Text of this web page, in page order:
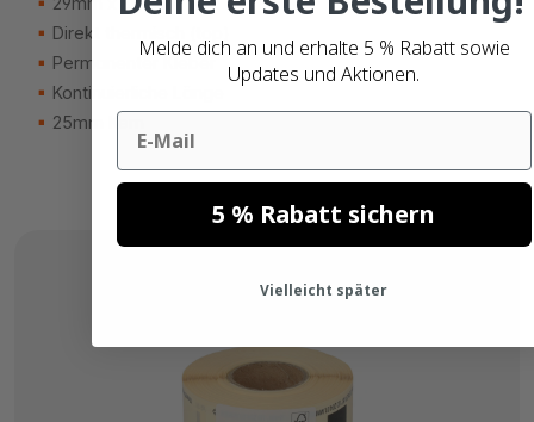
Direkt thermisch (top)
Permanenter Kleber
Kontinuierliche Länge
25mm Kern
Melde dich an und erhalte 5 % Rabatt sowie
Updates und Aktionen.
Email
5 % Rabatt sichern
Vielleicht später